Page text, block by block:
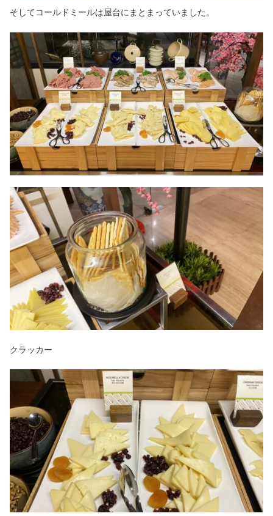
そしてコールドミールは屋台にまとまっていました。
クラッカー